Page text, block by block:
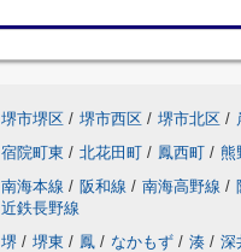
堺市堺区 / 堺市西区 / 堺市北区 /
宿院町東 / 北花田町 / 鳳西町 / 熊
南海本線 / 阪和線 / 南海高野線 /
近鉄長野線
堺 / 堺東 / 鳳 / なかもず / 湊 / 深